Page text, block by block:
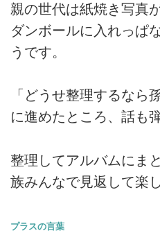
親の世代は紙焼き写真
ダンボールに入れっぱ
うです。
「どうせ整理するなら
に進めたところ、話も
整理してアルバムにま
族みんなで見返して楽
プラスの言葉